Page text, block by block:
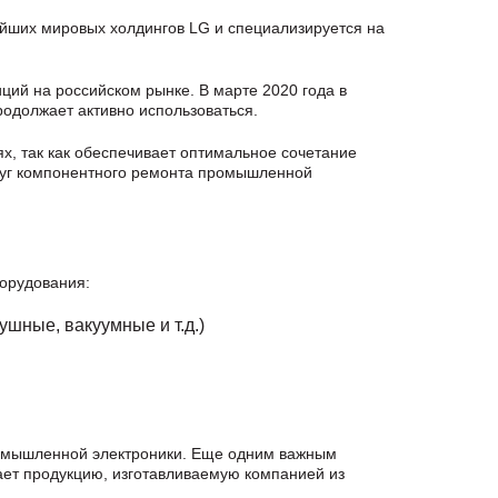
мировых холдингов LG и специализируется на
на российском рынке. В марте 2020 года в
активно использоваться.
как обеспечивает оптимальное сочетание
компонентного ремонта промышленной
вакуумные и т.д.)
электроники. Еще одним важным
продукцию, изготавливаемую компанией из